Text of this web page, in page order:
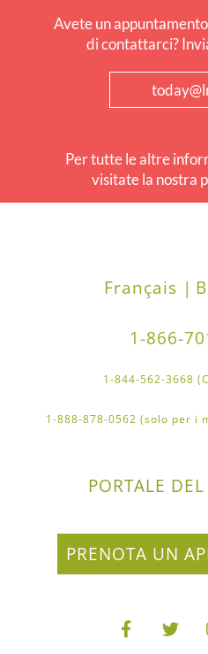
Avete un
di contattarci?
Per tutte le altre
visitate la nostra
Français |
1-866-
1-844-562-3668
1-888-878-0562 (solo per i
PORTALE
PRENOTA UN